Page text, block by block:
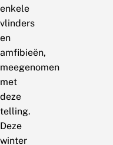
enkele
vlinders
en
amfibieën,
meegenomen
met
deze
telling.
Deze
winter